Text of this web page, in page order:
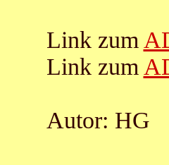
Link zum
Link zum
Autor: HG